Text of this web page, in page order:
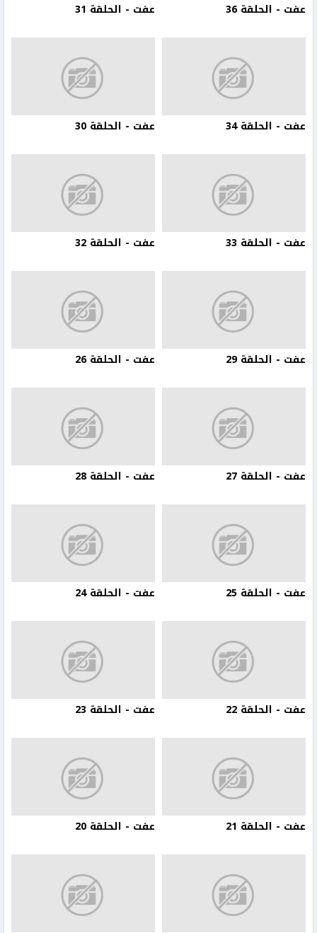
عفت - الحلقة 36 عفت - الحلقة 31
عفت - الحلقة 34 عفت - الحلقة 30
عفت - الحلقة 33 عفت - الحلقة 32
عفت - الحلقة 29 عفت - الحلقة 26
عفت - الحلقة 27 عفت - الحلقة 28
عفت - الحلقة 25 عفت - الحلقة 24
عفت - الحلقة 22 عفت - الحلقة 23
عفت - الحلقة 21 عفت - الحلقة 20